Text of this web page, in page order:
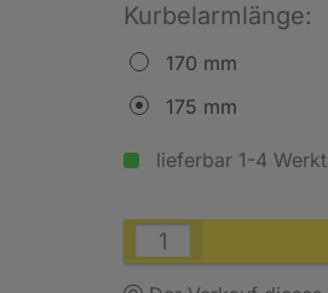
Kurbelarmlänge:
170 mm
175 mm
lieferbar 1-4